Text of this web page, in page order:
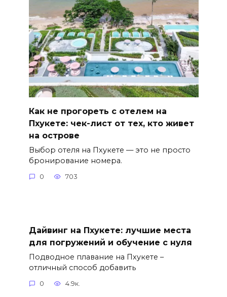
Как не прогореть с отелем на
Пхукете: чек-лист от тех, кто живет
на острове
Выбор отеля на Пхукете — это не просто
бронирование номера.
0 703
Дайвинг на Пхукете: лучшие места
для погружений и обучение с нуля
Подводное плавание на Пхукете –
отличный способ добавить
0 4.9к.